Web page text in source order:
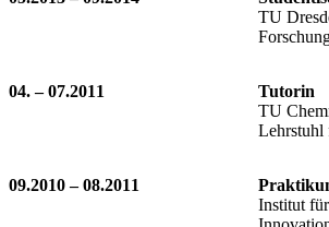
TU
04. – 07.2011
Tutorin
TU
Lehrstuhl
09.2010 – 08.2011
Institut